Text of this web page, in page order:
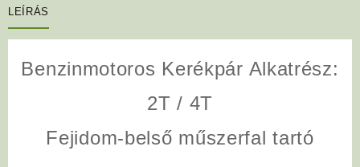
LEÍRÁS
Benzinmotoros Kerékpár Alkatrész:
2T / 4T
Fejidom-belső műszerfal tartó